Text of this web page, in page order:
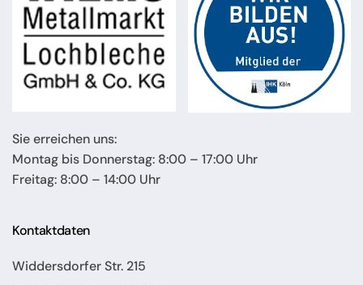
Sie erreichen uns:
Montag bis Donnerstag: 8:00 – 17:00 Uhr
Freitag: 8:00 – 14:00 Uhr
Kontaktdaten
Widdersdorfer Str. 215